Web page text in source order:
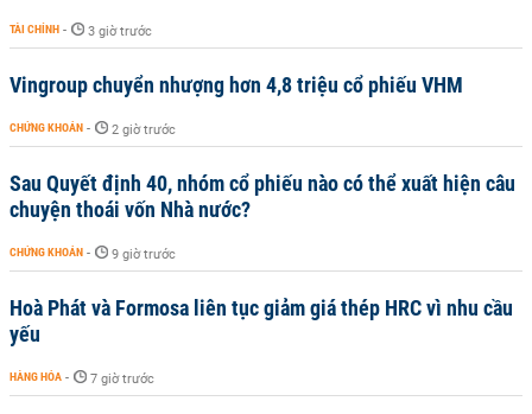
TÀI CHÍNH - 3 giờ trước
Vingroup chuyển nhượng hơn 4,8 triệu cổ phiếu VHM
CHỨNG KHOÁN - 2 giờ trước
Sau Quyết định 40, nhóm cổ phiếu nào có thể xuất hiện câu
chuyện thoái vốn Nhà nước?
CHỨNG KHOÁN - 9 giờ trước
Hoà Phát và Formosa liên tục giảm giá thép HRC vì nhu cầu
yếu
HÀNG HÓA - 7 giờ trước